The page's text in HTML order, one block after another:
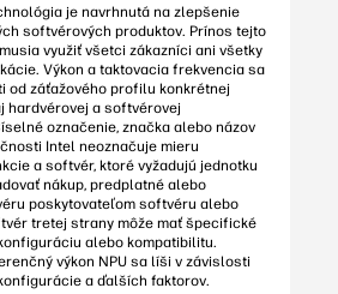
je navrhnutá na zlepšenie
softvérových produktov. Prínos tejto
využiť všetci zákazníci ani všetky
Výkon a taktovacia frekvencia sa
od záťažového profilu konkrétnej
hardvérovej a softvérovej
označenie, značka alebo názov
Intel neoznačuje mieru
a softvér, ktoré vyžadujú jednotku
nákup, predplatné alebo
poskytovateľom softvéru alebo
tretej strany môže mať špecifické
alebo kompatibilitu.
výkon NPU sa líši v závislosti
a ďalších faktorov.